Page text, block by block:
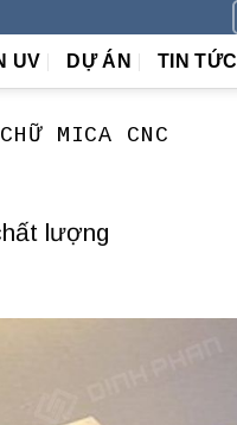
UV DỰ ÁN TIN TỨC
CHỮ MICA CNC
lượng